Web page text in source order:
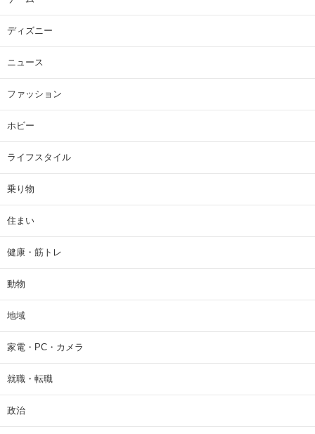
ディズニー
ニュース
ファッション
ホビー
ライフスタイル
乗り物
住まい
健康・筋トレ
動物
地域
家電・PC・カメラ
就職・転職
政治